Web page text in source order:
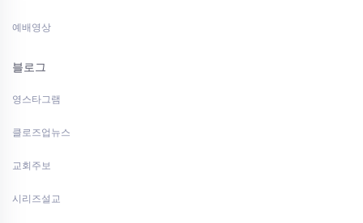
예배영상
블로그
영스타그램
클로즈업뉴스
교회주보
시리즈설교